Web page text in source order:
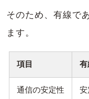
そのため、有線で
ます。
項目 有
通信の安定性 安